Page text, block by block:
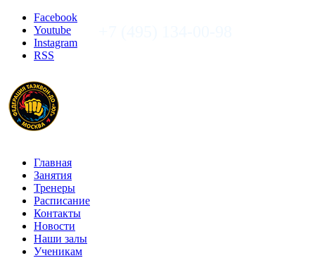
Facebook
Youtube
Instagram
RSS
Главная
Занятия
Тренеры
Расписание
Контакты
Новости
Наши залы
Ученикам